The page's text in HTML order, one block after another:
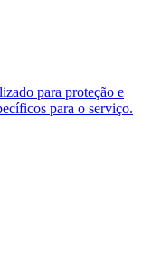
para proteção e
para o serviço.